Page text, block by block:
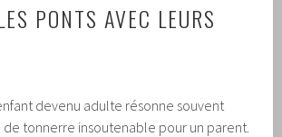
PONTS AVEC LEURS
devenu adulte résonne souvent
tonnerre insoutenable pour un parent.